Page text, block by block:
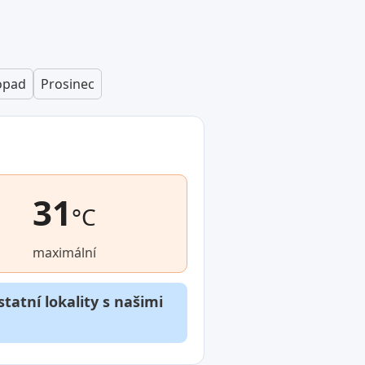
Prosinec
31°C
maximální
lokality s našimi